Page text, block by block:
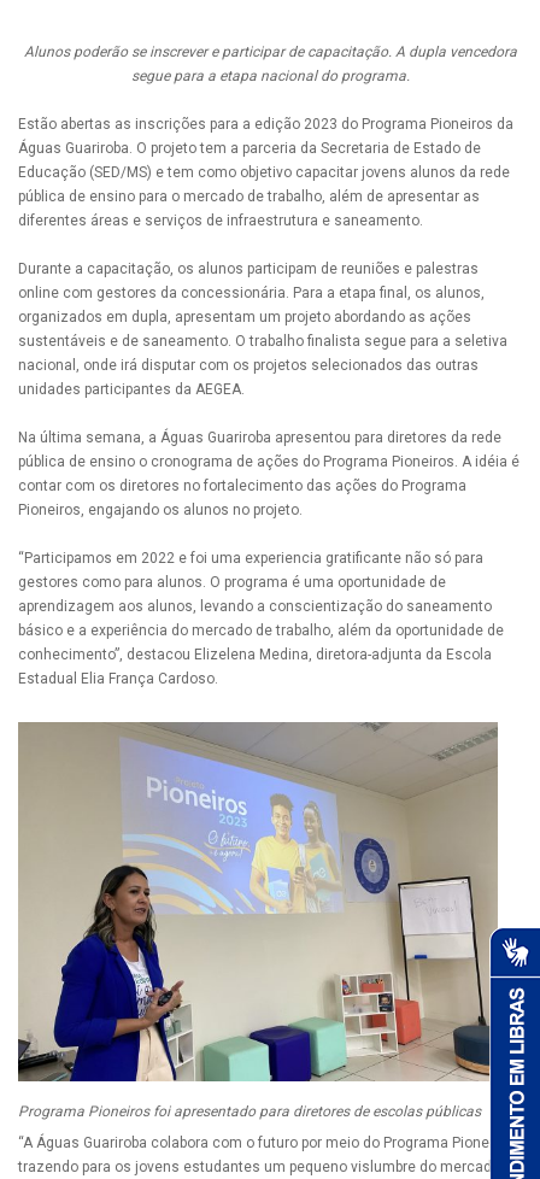
Alunos poderão se inscrever e participar de capacitação. A dupla vencedora
segue para a etapa nacional do programa.
Estão abertas as inscrições para a edição 2023 do Programa Pioneiros da
Águas Guariroba. O projeto tem a parceria da Secretaria de Estado de
Educação (SED/MS) e tem como objetivo capacitar jovens alunos da rede
pública de ensino para o mercado de trabalho, além de apresentar as
diferentes áreas e serviços de infraestrutura e saneamento.
Durante a capacitação, os alunos participam de reuniões e palestras
online com gestores da concessionária. Para a etapa final, os alunos,
organizados em dupla, apresentam um projeto abordando as ações
sustentáveis e de saneamento. O trabalho finalista segue para a seletiva
nacional, onde irá disputar com os projetos selecionados das outras
unidades participantes da AEGEA.
Na última semana, a Águas Guariroba apresentou para diretores da rede
pública de ensino o cronograma de ações do Programa Pioneiros. A idéia é
contar com os diretores no fortalecimento das ações do Programa
Pioneiros, engajando os alunos no projeto.
“Participamos em 2022 e foi uma experiencia gratificante não só para
gestores como para alunos. O programa é uma oportunidade de
aprendizagem aos alunos, levando a conscientização do saneamento
básico e a experiência do mercado de trabalho, além da oportunidade de
conhecimento”, destacou Elizelena Medina, diretora-adjunta da Escola
Estadual Elia França Cardoso.
Programa Pioneiros foi apresentado para diretores de escolas públicas
“A Águas Guariroba colabora com o futuro por meio do Programa Pioneiros
trazendo para os jovens estudantes um pequeno vislumbre do mercado de